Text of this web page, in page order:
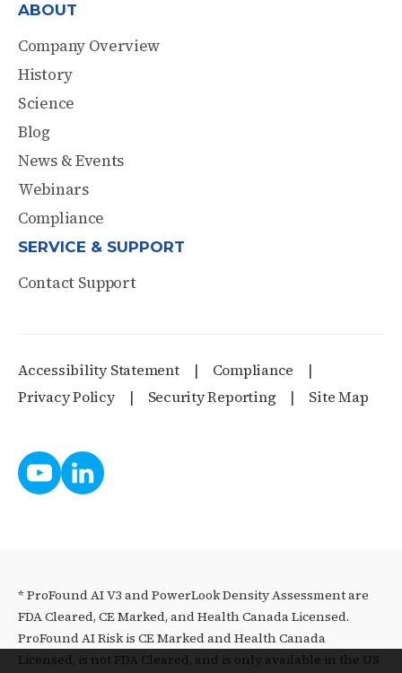
ABOUT
Company Overview
History
Science
Blog
News & Events
Webinars
Compliance
SERVICE & SUPPORT
Contact Support
Accessibility Statement
Compliance
Privacy Policy
Security Reporting Site Map
* ProFound AI V3 and PowerLook Density Assessment are
FDA Cleared, CE Marked, and Health Canada Licensed.
ProFound AI Risk is CE Marked and Health Canada
Licensed, is not FDA Cleared, and is only available in the US